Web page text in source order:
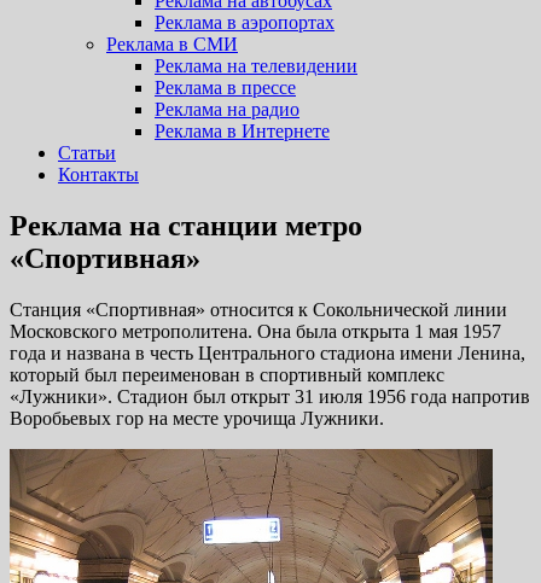
Реклама в аэропортах
Реклама в СМИ
Реклама на телевидении
Реклама в прессе
Реклама на радио
Реклама в Интернете
Статьи
Контакты
Реклама на станции метро
«Спортивная»
Станция «Спортивная» относится к Сокольнической линии
Московского метрополитена. Она была открыта 1 мая 1957
года и названа в честь Центрального стадиона имени Ленина,
который был переименован в спортивный комплекс
«Лужники». Стадион был открыт 31 июля 1956 года напротив
Воробьевых гор на месте урочища Лужники.